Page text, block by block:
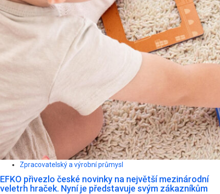
Zpracovatelský a výrobní průmysl
EFKO přivezlo české novinky na největší mezinárodní
veletrh hraček. Nyní je představuje svým zákazníkům